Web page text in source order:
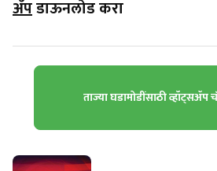
ॲपडाऊनलोड करा
ताज्या घडामोडींसाठी